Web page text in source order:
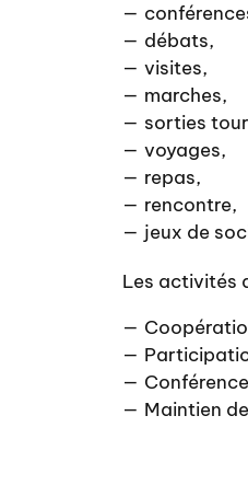
débats,
visites,
marches,
sorties
voyages,
repas,
rencontre,
jeux de
Les activités
Maintien